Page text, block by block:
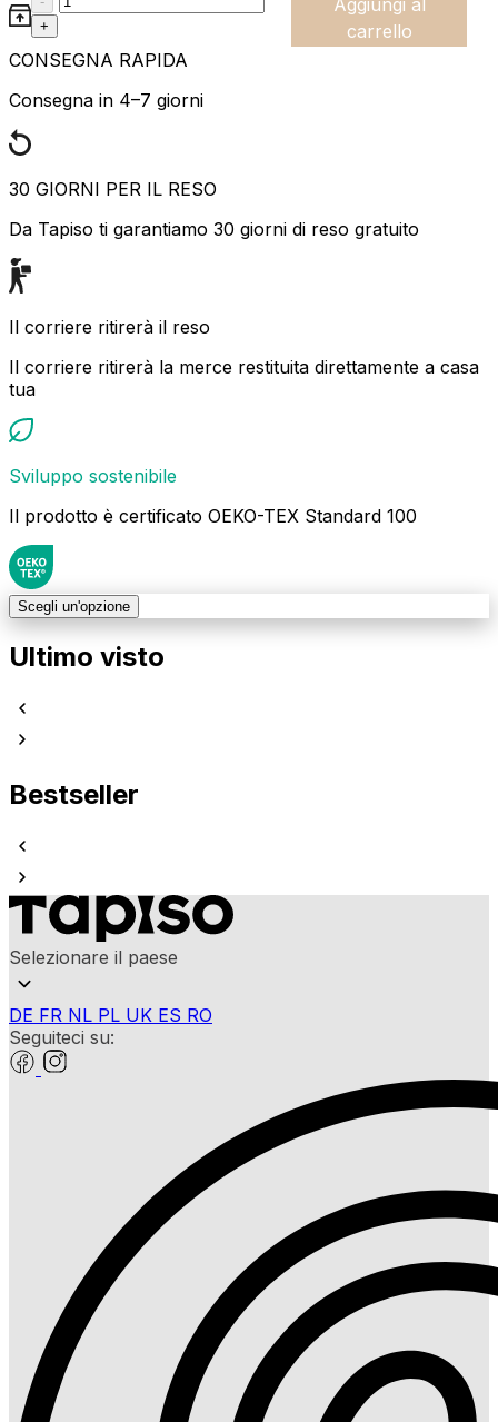
+
carrello
CONSEGNA RAPIDA
Consegna in 4–7 giorni
30 GIORNI PER IL RESO
Da Tapiso ti garantiamo 30 giorni di reso gratuito
Il corriere ritirerà il reso
Il corriere ritirerà la merce restituita direttamente a casa
tua
Sviluppo sostenibile
Il prodotto è certificato OEKO-TEX Standard 100
Scegli un'opzione
Ultimo visto
Bestseller
Selezionare il paese
DE FR NL PL UK ES RO
Seguiteci su: